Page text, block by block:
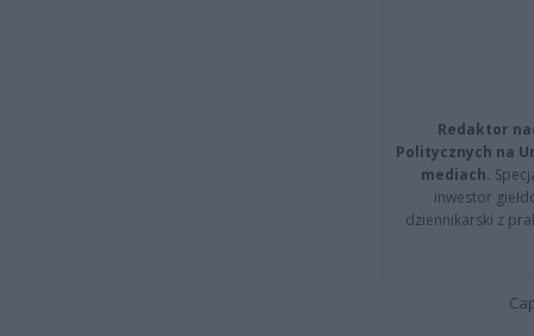
Redaktor
Politycznych na
mediach.
inwestor
dziennikarski z